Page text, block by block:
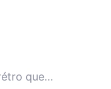
que